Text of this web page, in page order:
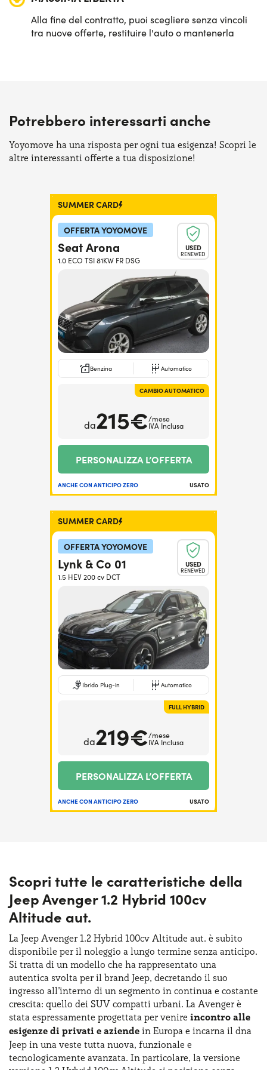
Alla fine del contratto, puoi scegliere senza vincoli
tra nuove offerte, restituire l'auto o mantenerla
Potrebbero interessarti anche
Yoyomove ha una risposta per ogni tua esigenza! Scopri le
altre interessanti offerte a tua disposizione!
SUMMER CARD
OFFERTA YOYOMOVE
USED
RENEWED
Seat Arona
1.0 ECO TSI 81KW FR DSG
Benzina Automatico
CAMBIO AUTOMATICO
da215€/mese
IVA Inclusa
PERSONALIZZA L’OFFERTA
ANCHE CON ANTICIPO ZERO USATO
SUMMER CARD
OFFERTA YOYOMOVE
USED
RENEWED
Lynk & Co 01
1.5 HEV 200 cv DCT
Ibrido Plug-in Automatico
FULL HYBRID
da219€/mese
IVA Inclusa
PERSONALIZZA L’OFFERTA
ANCHE CON ANTICIPO ZERO USATO
Scopri tutte le caratteristiche della
Jeep Avenger 1.2 Hybrid 100cv
Altitude aut.
La Jeep Avenger 1.2 Hybrid 100cv Altitude aut. è subito
disponibile per il noleggio a lungo termine senza anticipo.
Si tratta di un modello che ha rappresentato una
autentica svolta per il brand Jeep, decretando il suo
ingresso all’interno di un segmento in continua e costante
crescita: quello dei SUV compatti urbani. La Avenger è
stata espressamente progettata per venire incontro alle
esigenze di privati e aziende in Europa e incarna il dna
Jeep in una veste tutta nuova, funzionale e
tecnologicamente avanzata. In particolare, la versione